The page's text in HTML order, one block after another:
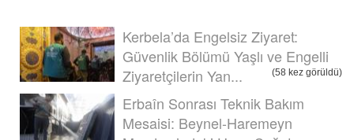
Kerbela’da Engelsiz Ziyaret:
Güvenlik Bölümü Yaşlı ve Engelli
Ziyaretçilerin Yan...
(58 kez görüldü)
Erbaîn Sonrası Teknik Bakım
Mesaisi: Beynel-Haremeyn